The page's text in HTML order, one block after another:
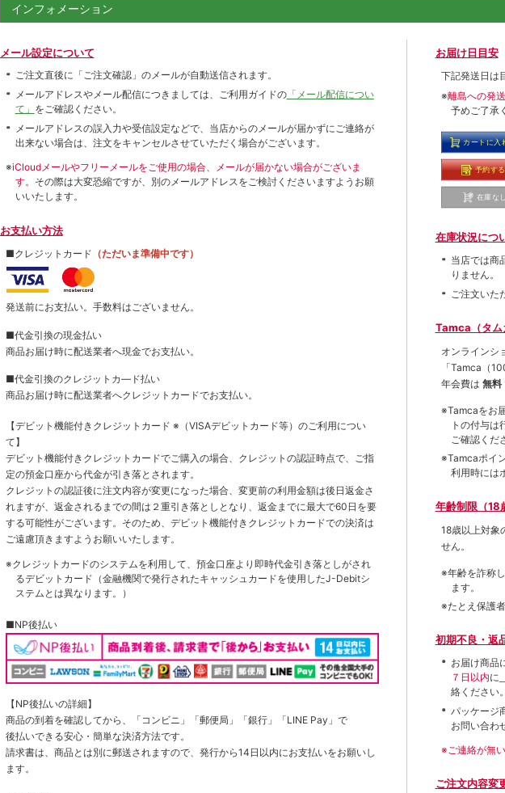
インフォメーション
メール設定について
ご注文直後に「ご注文確認」のメールが自動送信されます。
メールアドレスやメール配信につきましては、ご利用ガイドの「メール配信につい
て」 をご確認ください。
メールアドレスの誤入力や受信設定などで、当店からのメールが届かずにご連絡が
出来ない場合は、注文をキャンセルさせていただく場合がございます。
※iCloudメールやフリーメールをご使用の場合、メールが届かない場合がございま
す。 その際は大変恐縮ですが、別のメールアドレスをご検討くださいますようお願
いいたします。
お支払い方法
■クレジットカード （ただいま準備中です）
発送前にお支払い。手数料はございません。
■代金引換の現金払い
商品お届け時に配送業者へ現金でお支払い。
■代金引換のクレジットカ―ド払い
商品お届け時に配送業者へクレジットカードでお支払い。
【デビット機能付きクレジットカード ※（VISAデビットカード等） のご利用につい
て】
デビット機能付きクレジットカードでご購入の場合、クレジットの認証時点で、ご指
定の預金口座から代金が引き落とされます。
クレジットの認証後に注文内容が変更になった場合、変更前の利用金額は後日返金さ
れますが、返金されるまでの間は２重引き落としとなり、返金までに最大で60日を要
する可能性がございます。そのため、デビット機能付きクレジットカードでの決済は
ご遠慮頂きますようお願いいたします。
※クレジットカードのシステムを利用して、預金口座より即時代金引き落としがされ
るデビットカード（金融機関で発行されたキャッシュカードを使用したJ-Debitシ
ステムとは異なります。）
■NP後払い
【NP後払いの詳細】
商品の到着を確認してから、「コンビニ」「郵便局」「銀行」「LINE Pay」で
後払いできる安心・簡単な決済方法です。
請求書は、商品とは別に郵送されますので、発行から14日以内にお支払いをお願いし
ます。
お届け日目安
下記発送日は
※離島への発
予めご了承
カートに入
予約する
在庫な
在庫状況につ
当店では商
りません。
ご注文いた
Tamca（タム
オンラインシ
「Tamca （
年会費は 無料
※Tamcaをお
トの付与は
ご確認くだ
※Tamcaポイ
利用時には
年齢制限（18
18歳以上対象
せん。
※年齢を詐称
ます。
※たとえ保護
初期不良・返
お届け商品
７日以内に
絡ください
パッケージ
お問い合わ
※ご連絡が無
ご注文内容変